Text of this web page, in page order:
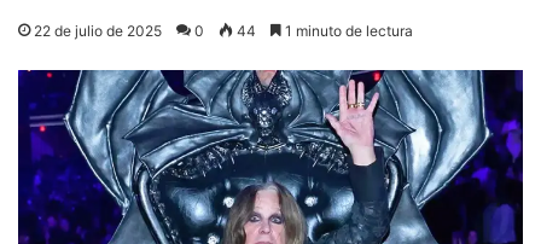
22 de julio de 2025 0 44 1 minuto de lectura